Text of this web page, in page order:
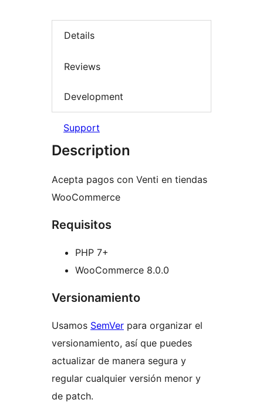
Details
Reviews
Development
Support
Description
Acepta pagos con Venti en tiendas
WooCommerce
Requisitos
PHP 7+
WooCommerce 8.0.0
Versionamiento
Usamos SemVer para organizar el
versionamiento, así que puedes
actualizar de manera segura y
regular cualquier versión menor y
de patch.